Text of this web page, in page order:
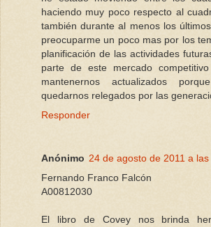
haciendo muy poco respecto al
también durante al menos los
preocuparme un poco mas por los
planificación de las actividades
parte de este mercado
mantenernos actualizados
quedarnos relegados por las
Responder
Anónimo 24 de agosto de 2011 a las
Fernando Franco Falcón
A00812030
El libro de Covey nos brinda